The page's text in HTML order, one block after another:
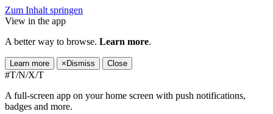
Zum Inhalt springen
View in the app
A better way to browse. Learn more.
Learn more × Dismiss Close
#T/N/X/T
A full-screen app on your home screen with push notifications,
badges and more.